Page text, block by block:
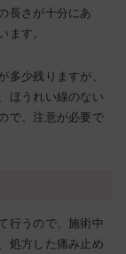
長さが十分にあ
ます。
多少残りますが、
ほうれい線のない
で、注意が必要で
行うので、施術中
処方した痛み止め